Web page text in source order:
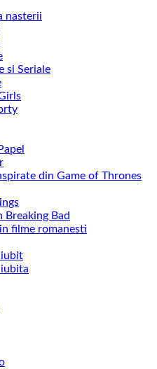
nasterii
si Seriale
din Game of Thrones
Breaking Bad
filme romanesti
iubit